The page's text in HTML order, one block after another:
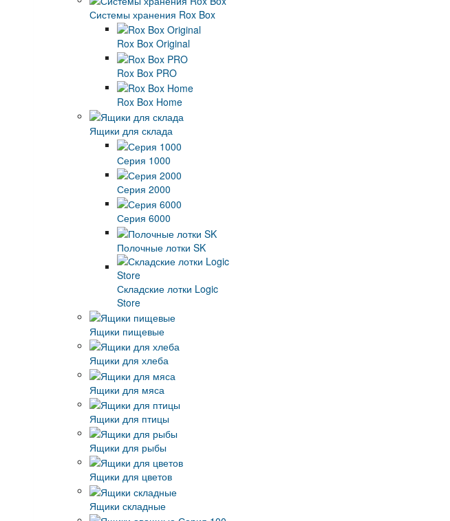
Системы хранения Rox Box
Rox Box Original
Rox Box PRO
Rox Box Home
Ящики для склада
Серия 1000
Серия 2000
Серия 6000
Полочные лотки SK
Складские лотки Logic
Store
Ящики пищевые
Ящики для хлеба
Ящики для мяса
Ящики для птицы
Ящики для рыбы
Ящики для цветов
Ящики складные